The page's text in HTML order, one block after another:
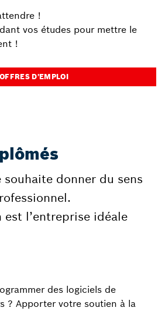
!
vos études pour mettre le
!
OFFRES D’EMPLOI
donner du sens
est l’entreprise idéale
des logiciels de
? Apporter votre soutien à la